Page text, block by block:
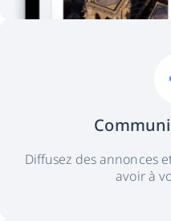
Diffusez des annonces
avoir à